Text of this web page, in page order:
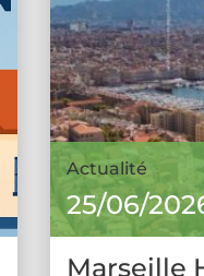
Actualité
25/06/
Marseille